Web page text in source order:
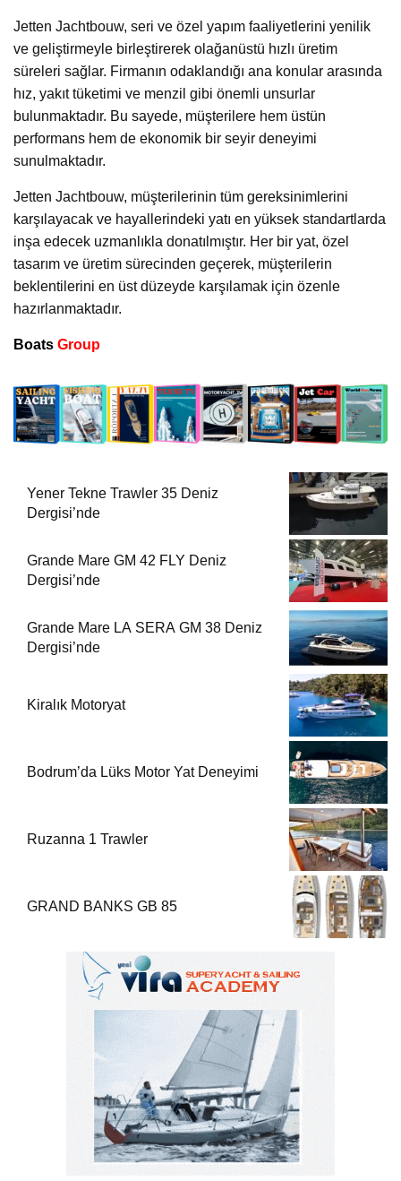
Jetten Jachtbouw, seri ve özel yapım faaliyetlerini yenilik
ve geliştirmeyle birleştirerek olağanüstü hızlı üretim
süreleri sağlar. Firmanın odaklandığı ana konular arasında
hız, yakıt tüketimi ve menzil gibi önemli unsurlar
bulunmaktadır. Bu sayede, müşterilere hem üstün
performans hem de ekonomik bir seyir deneyimi
sunulmaktadır.
Jetten Jachtbouw, müşterilerinin tüm gereksinimlerini
karşılayacak ve hayallerindeki yatı en yüksek standartlarda
inşa edecek uzmanlıkla donatılmıştır. Her bir yat, özel
tasarım ve üretim sürecinden geçerek, müşterilerin
beklentilerini en üst düzeyde karşılamak için özenle
hazırlanmaktadır.
Boats Group
Yener Tekne Trawler 35 Deniz
Dergisi’nde
Grande Mare GM 42 FLY Deniz
Dergisi’nde
Grande Mare LA SERA GM 38 Deniz
Dergisi’nde
Kiralık Motoryat
Bodrum’da Lüks Motor Yat Deneyimi
Ruzanna 1 Trawler
GRAND BANKS GB 85